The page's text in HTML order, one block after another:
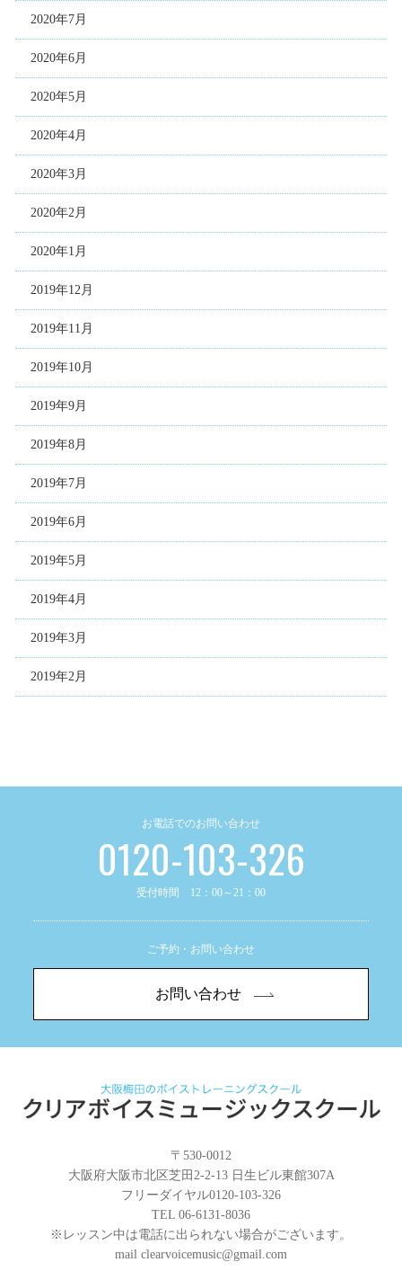
2020年7月
2020年6月
2020年5月
2020年4月
2020年3月
2020年2月
2020年1月
2019年12月
2019年11月
2019年10月
2019年9月
2019年8月
2019年7月
2019年6月
2019年5月
2019年4月
2019年3月
2019年2月
お電話でのお問い合わせ
0120-103-326
受付時間 12：00～21：00
ご予約・お問い合わせ
お問い合わせ
〒530-0012
大阪府大阪市北区芝田2-2-13 日生ビル東館307A
フリーダイヤル0120-103-326
TEL 06-6131-8036
※レッスン中は電話に出られない場合がございます。
mail clearvoicemusic@gmail.com